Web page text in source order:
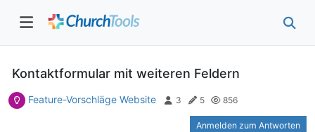
Kontaktformular mit weiteren Feldern
Feature-Vorschläge Website 3 5 856
Anmelden zum Antworten